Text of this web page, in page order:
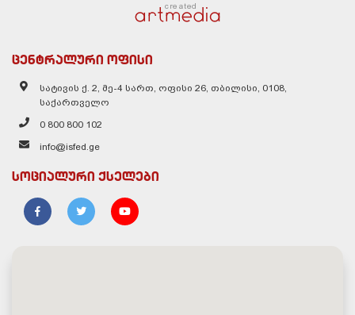
created
ცენტრალური ოფისი
სატივის ქ. 2, მე-4 სართ, ოფისი 26, თბილისი, 0108,
საქართველო
0 800 800 102
info@isfed.ge
სოციალური ქსელები